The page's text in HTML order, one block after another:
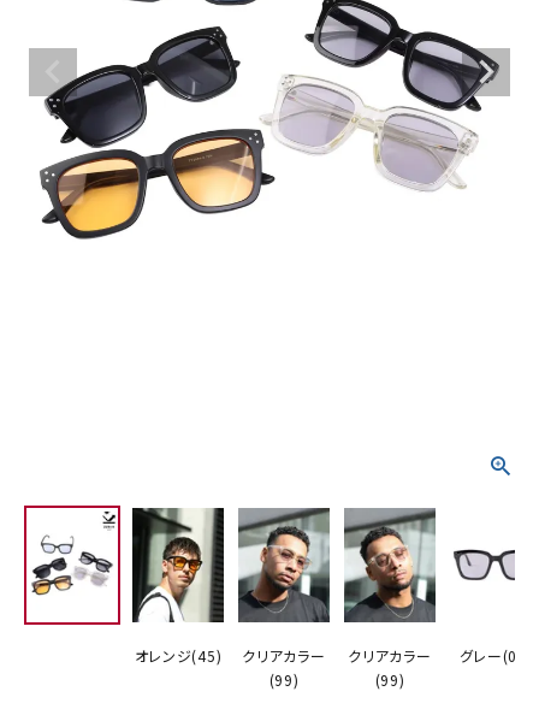
オレンジ(45)
クリアカラー
(99)
クリアカラー
(99)
グレー(05)